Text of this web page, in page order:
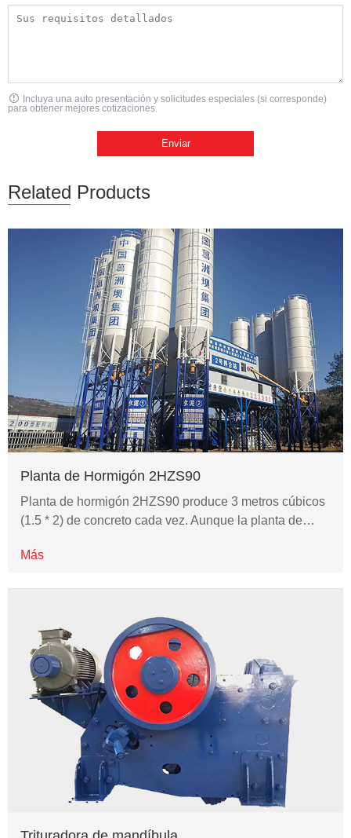
Incluya una auto presentación y solicitudes especiales (si corresponde)
para obtener mejores cotizaciones.
Related Products
Planta de Hormigón 2HZS90
Planta de hormigón 2HZS90 produce 3 metros cúbicos
(1.5 * 2) de concreto cada vez. Aunque la planta de…
Más